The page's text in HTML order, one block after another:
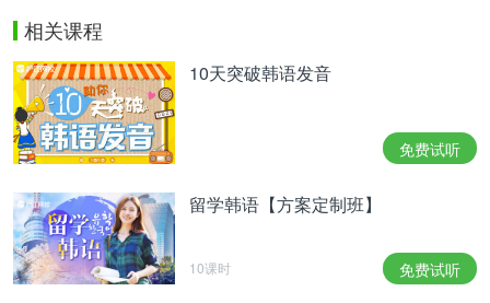
来许多电视剧都频频证明了这一点。即将把接力棒交
给《芝加哥打字机》的tvN《明天和你》就是如此，
申敏儿和李帝勋主演的奇幻&爱情剧，聚集了众人的
期待，但收视成绩却萎靡不振。虽然该剧是曾经大热
的tvN奇幻&爱情剧《Oh我的鬼神大人》的刘在元PD
执导，但此次作品却无法赢得观众的关注，留下了巨
大的遗憾。《芝加哥打字机》齐聚认真、细致出名的
制作组和演员，但能否拍摄出完成度高的作品，还需
要拭目以待。
정통 수사극으로 큰 인기를 끈 OCN ‘보이스’의 후속
으로는 또 다른 수사극 ‘터널’이 오는 25일부터 방송
相关课程
10天突破韩语发音
免费试听
留学韩语【方案定制班】
10课时 免费试听